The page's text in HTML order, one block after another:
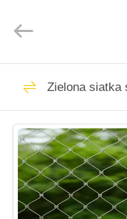
DOM
PRODUKTY
NAS
nierdzewnej
dostawca.
Copyright
-
decorativeropemesh.com.
Siatka
stali
Zielona siatka